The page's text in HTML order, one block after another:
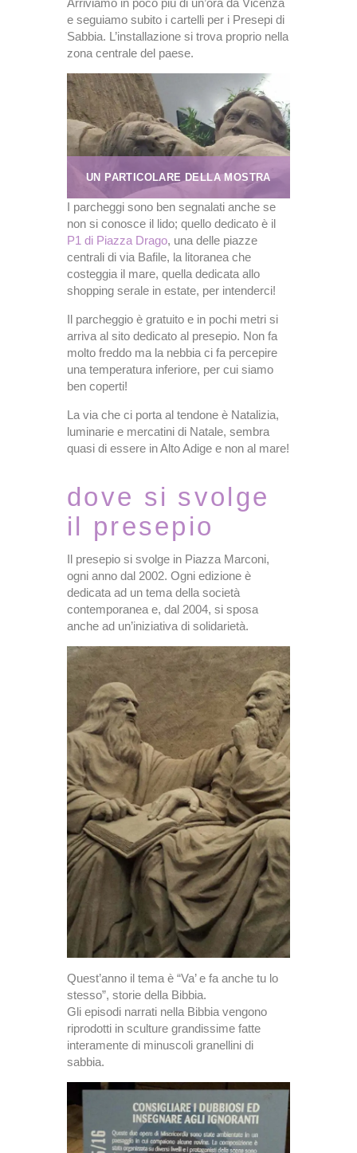
Arriviamo in poco più di un’ora da Vicenza
e seguiamo subito i cartelli per i Presepi di
Sabbia. L’installazione si trova proprio nella
zona centrale del paese.
UN PARTICOLARE DELLA MOSTRA
I parcheggi sono ben segnalati anche se
non si conosce il lido; quello dedicato è il
P1 di Piazza Drago, una delle piazze
centrali di via Bafile, la litoranea che
costeggia il mare, quella dedicata allo
shopping serale in estate, per intenderci!
Il parcheggio è gratuito e in pochi metri si
arriva al sito dedicato al presepio. Non fa
molto freddo ma la nebbia ci fa percepire
una temperatura inferiore, per cui siamo
ben coperti!
La via che ci porta al tendone è Natalizia,
luminarie e mercatini di Natale, sembra
quasi di essere in Alto Adige e non al mare!
dove si svolge
il presepio
Il presepio si svolge in Piazza Marconi,
ogni anno dal 2002. Ogni edizione è
dedicata ad un tema della società
contemporanea e, dal 2004, si sposa
anche ad un’iniziativa di solidarietà.
Quest’anno il tema è “Va’ e fa anche tu lo
stesso”, storie della Bibbia.
Gli episodi narrati nella Bibbia vengono
riprodotti in sculture grandissime fatte
interamente di minuscoli granellini di
sabbia.